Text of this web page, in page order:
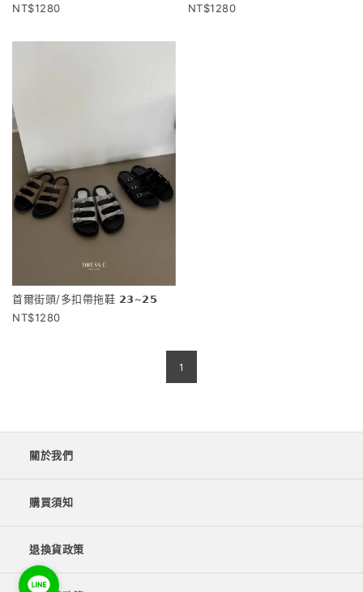
1280
1280
首爾街頭/多扣帶拖鞋 𝟮𝟯~𝟮𝟱
1280
1
關於我們
購買須知
退換貨政策